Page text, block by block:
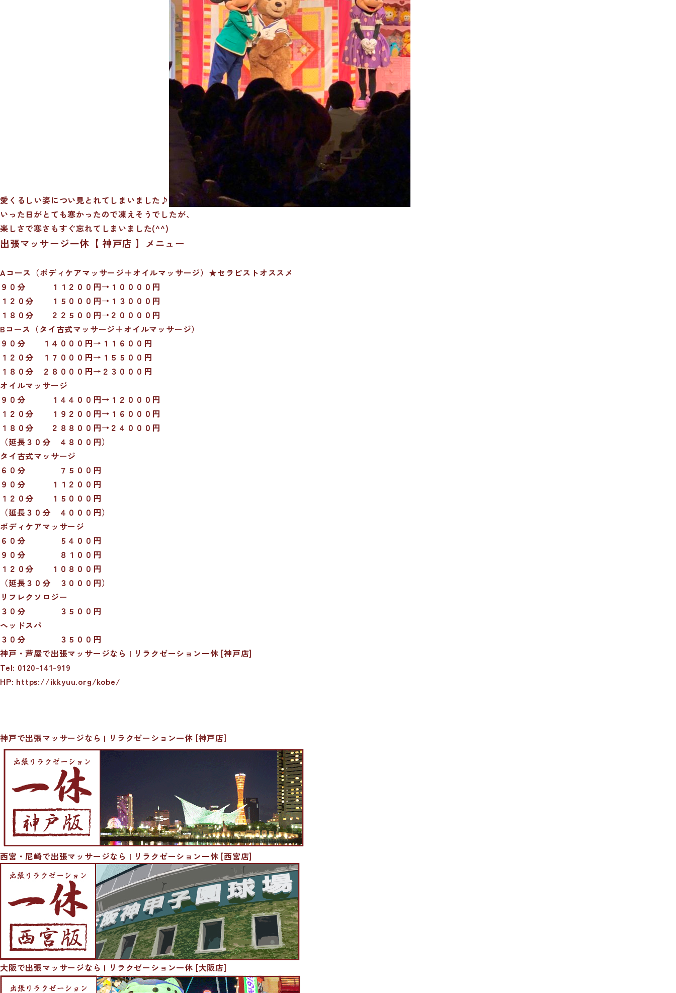
愛くるしい姿につい見とれてしまいました♪
いった日がとても寒かったので凍えそうでしたが、
楽しさで寒さもすぐ忘れてしまいました(^^)
出張マッサージ一休【 神戸店 】メニュー
Aコース（ボディケアマッサージ＋オイルマッサージ）★セラピストオススメ
９０分 １１２００円→１００００円
１２０分 １５０００円→１３０００円
１８０分 ２２５００円→２００００円
Bコース（タイ古式マッサージ＋オイルマッサージ）
９０分 １４０００円→１１６００円
１２０分 １７０００円→１５５００円
１８０分 ２８０００円→２３０００円
オイルマッサージ
９０分 １４４００円→１２０００円
１２０分 １９２００円→１６０００円
１８０分 ２８８００円→２４０００円
（延長３０分 ４８００円）
タイ古式マッサージ
６０分 ７５００円
９０分 １１２００円
１２０分 １５０００円
（延長３０分 ４０００円）
ボディケアマッサージ
６０分 ５４００円
９０分 ８１００円
１２０分 １０８００円
（延長３０分 ３０００円）
リフレクソロジー
３０分 ３５００円
ヘッドスパ
３０分 ３５００円
神戸・芦屋で出張マッサージなら | リラクゼーション一休 [神戸店]
Tel: 0120-141-919
HP: https://ikkyuu.org/kobe/
神戸で出張マッサージなら | リラクゼーション一休 [神戸店]
西宮・尼崎で出張マッサージなら | リラクゼーション一休 [西宮店]
大阪で出張マッサージなら | リラクゼーション一休 [大阪店]